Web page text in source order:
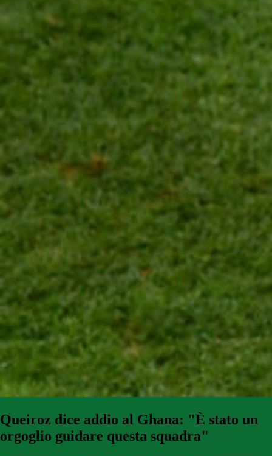
Queiroz dice addio al Ghana: "È stato un
orgoglio guidare questa squadra"